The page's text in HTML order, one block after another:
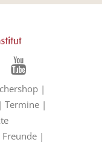
|
| Termine |
Freunde |